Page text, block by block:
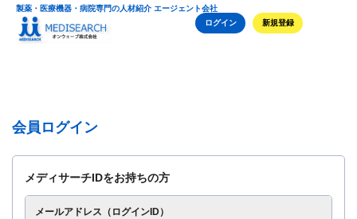
製薬・医療機器・病院専門の人材紹介 エージェント会社
ログイン
新規登録
会員ログイン
メディサーチIDをお持ちの方
メールアドレス（ログインID）